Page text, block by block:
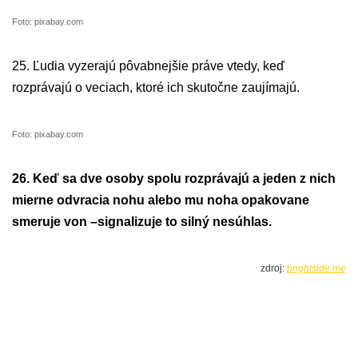
Foto: pixabay.com
25. Ľudia vyzerajú pôvabnejšie práve vtedy, keď
rozprávajú o veciach, ktoré ich skutočne zaujímajú.
Foto: pixabay.com
26. Keď sa dve osoby spolu rozprávajú a jeden z nich
mierne odvracia nohu alebo mu noha opakovane
smeruje von –signalizuje to silný nesúhlas.
zdroj: brightside.me